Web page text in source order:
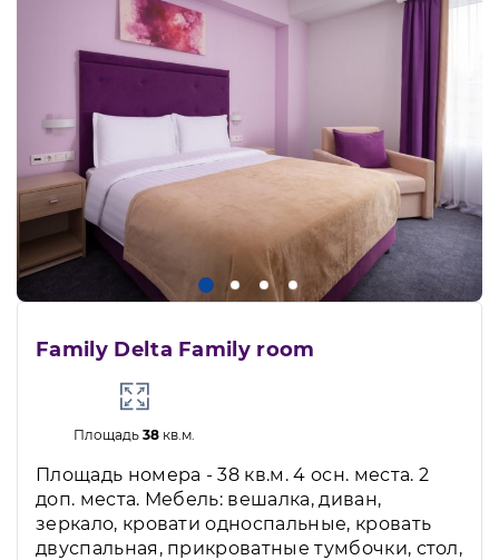
Family Delta Family room
Площадь38 кв.м.
Площадь номера - 38 кв.м. 4 осн. места. 2
доп. места. Мебель: вешалка, диван,
зеркало, кровати односпальные, кровать
двуспальная, прикроватные тумбочки, стол,